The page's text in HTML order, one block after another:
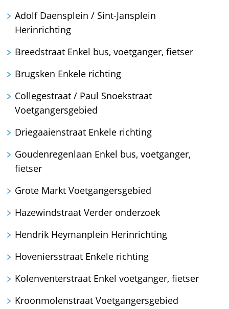
Adolf Daensplein / Sint-Jansplein
Herinrichting
Breedstraat Enkel bus, voetganger, fietser
Brugsken Enkele richting
Collegestraat / Paul Snoekstraat
Voetgangersgebied
Driegaaienstraat Enkele richting
Goudenregenlaan Enkel bus, voetganger,
fietser
Grote Markt Voetgangersgebied
Hazewindstraat Verder onderzoek
Hendrik Heymanplein Herinrichting
Hoveniersstraat Enkele richting
Kolenventerstraat Enkel voetganger, fietser
Kroonmolenstraat Voetgangersgebied